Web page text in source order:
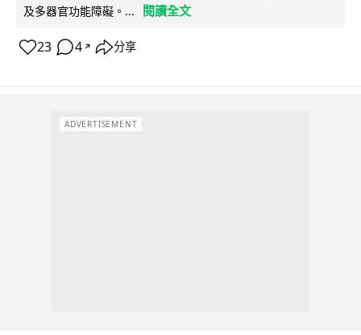
及多器官功能障礙。...
閱讀全文
23 4 ↗ 分享
ADVERTISEMENT